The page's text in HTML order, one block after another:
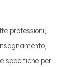
professioni,
specifiche per